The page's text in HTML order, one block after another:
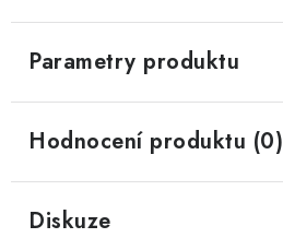
Parametry produktu
Hodnocení produktu (0)
Diskuze